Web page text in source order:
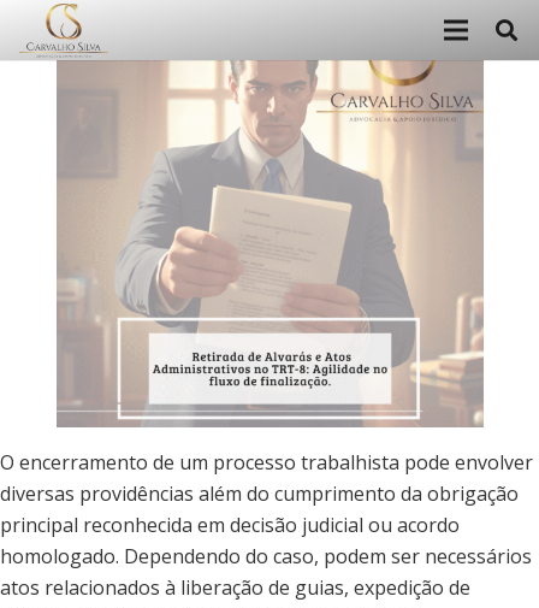
O encerramento de um processo trabalhista pode envolver
diversas providências além do cumprimento da obrigação
principal reconhecida em decisão judicial ou acordo
homologado. Dependendo do caso, podem ser necessários
atos relacionados à liberação de guias, expedição de